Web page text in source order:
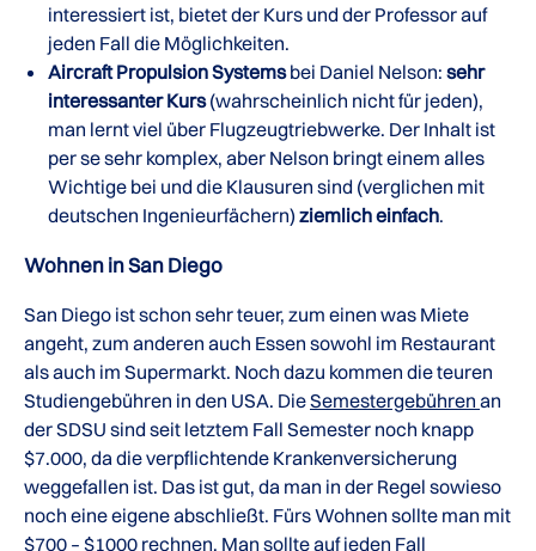
interessiert ist, bietet der Kurs und der Professor auf
jeden Fall die Möglichkeiten.
Aircraft Propulsion Systemsbei Daniel Nelson: sehr
interessanter Kurs(wahrscheinlich nicht für jeden),
man lernt viel über Flugzeugtriebwerke. Der Inhalt ist
per se sehr komplex, aber Nelson bringt einem alles
Wichtige bei und die Klausuren sind (verglichen mit
deutschen Ingenieurfächern) ziemlich einfach.
Wohnen in San Diego
San Diego ist schon sehr teuer, zum einen was Miete
angeht, zum anderen auch Essen sowohl im Restaurant
als auch im Supermarkt. Noch dazu kommen die teuren
Studiengebühren in den USA. DieSemestergebühren an
der SDSU sind seit letztem Fall Semester noch knapp
$7.000, da die verpflichtende Krankenversicherung
weggefallen ist. Das ist gut, da man in der Regel sowieso
noch eine eigene abschließt. Fürs Wohnen sollte man mit
$700 – $1000 rechnen. Man sollte auf jeden Fall